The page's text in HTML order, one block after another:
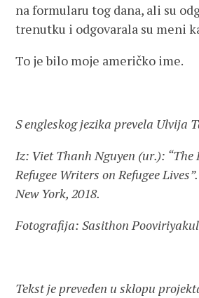
na formularu tog dana, ali su
trenutku i odgovarala su meni
To je bilo moje američko ime.
S engleskog jezika prevela Ulvija
Iz: Viet Thanh Nguyen (ur.): “The
Refugee Writers on Refugee
New York, 2018.
Fotografija: Sasithon Pooviriyakul
Tekst je preveden u sklopu